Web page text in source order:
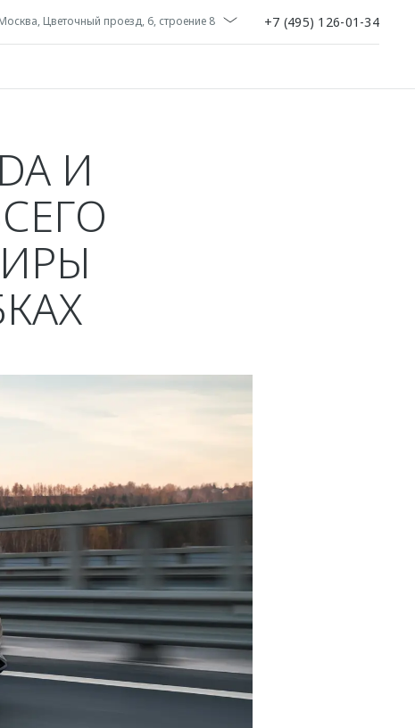
Цветочный проезд, 6, строение 8 +7 (495) 126-01-34
И